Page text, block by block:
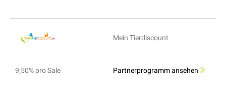
Mein Tierdiscount
9,50% pro Sale Partnerprogramm ansehen